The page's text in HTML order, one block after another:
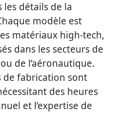
détails de la
modèle est
matériaux high-tech,
dans les secteurs de
de l’aéronautique.
de fabrication sont
des heures
et l’expertise de